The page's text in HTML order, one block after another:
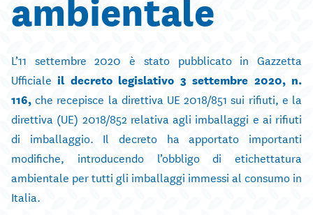
L’11 settembre 2020 è stato pubblicato in Gazzetta
Ufficialeil decreto legislativo 3 settembre 2020, n.
116, che recepisce la direttiva UE 2018/851 sui rifiuti, e la
direttiva (UE) 2018/852 relativa agli imballaggi e ai rifiuti
di imballaggio. Il decreto ha apportato importanti
modifiche, introducendo l’obbligo di etichettatura
ambientale per tutti gli imballaggi immessi al consumo in
Italia.